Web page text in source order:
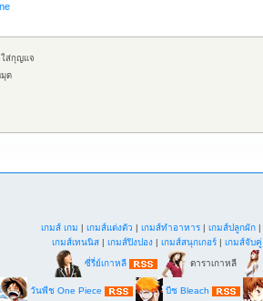
ส่กุญแจ
ด
เกมส์ เกม | เกมส์แต่งตัว | เกมส์ทำอาหาร| เกมส์ปลูกผัก|
เกมส์เทนนิส | เกมส์ปิงปอง | เกมส์สนุกเกอร์ | เกมส์จับคู่
ซี่รี่ย์เกาหลี ดาราเกาหลี
วันพีช One Piece บีช Bleach